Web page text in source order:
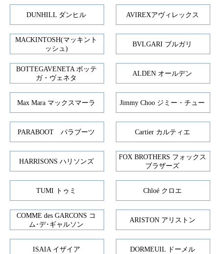
DUNHILL ダンヒル AVIREXアヴィレックス
MACKINTOSH(マッキント
ッシュ)
BVLGARI ブルガリ
BOTTEGAVENETA ボッテ
ガ・ヴェネタ
ALDEN オールデン
Max Mara マックスマーラ Jimmy Choo ジミー・チュー
PARABOOT パラブーツ Cartier カルティエ
HARRISONS ハリソンズ
FOX BROTHERS フォックス
ブラザーズ
TUMI トゥミ Chloé クロエ
COMME des GARCONS コ
ム･デ･ギャルソン
ARISTON アリストン
ISAIA イザイア DORMEUIL ドーメル